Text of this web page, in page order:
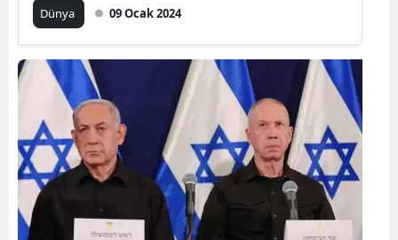
Dünya 09 Ocak 2024